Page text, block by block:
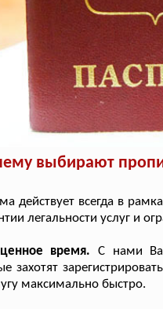
выбирают
действует всегда в
легальности услуг и
время. С нами
захотят
максимально быстро.